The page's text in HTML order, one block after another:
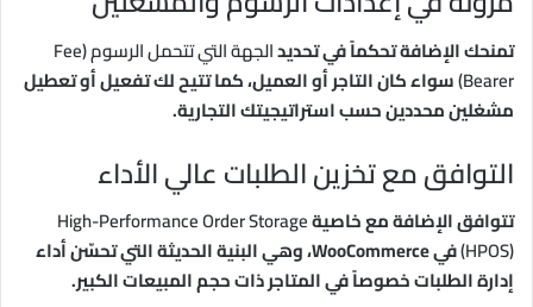
تمنحك الإضافة تحكماً في تحديد
الجهة التي تتحمل الرسوم (Fee
Bearer) سواء كان التاجر أو العميل، كما تتيح لك تفعيل أو تعطيل
مشغلين محددين حسب استراتيجيتك التجارية.
التوافق مع تخزين الطلبات عالي الأداء
تتوافق الإضافة مع خاصيةHigh-Performance Order Storage
(HPOS)
في WooCommerce، وهي البنية الحديثة التي تحسّن أداء
إدارة الطلبات خصوصاً في المتاجر ذات حجم المبيعات الكبير.